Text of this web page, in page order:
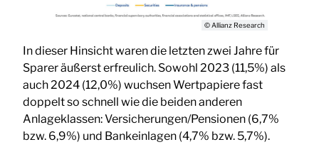
© Allianz Research
In dieser Hinsicht waren die letzten zwei Jahre für
Sparer äußerst erfreulich. Sowohl 2023 (11,5%) als
auch 2024 (12,0%) wuchsen Wertpapiere fast
doppelt so schnell wie die beiden anderen
Anlageklassen: Versicherungen/Pensionen (6,7%
bzw. 6,9%) und Bankeinlagen (4,7% bzw. 5,7%).